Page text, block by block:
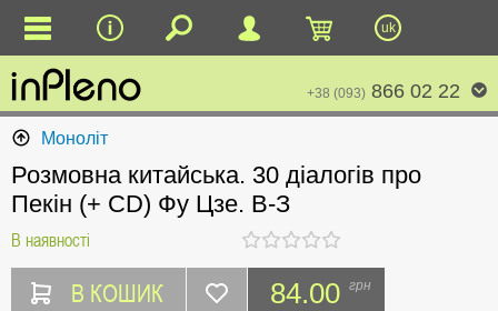
uk
+38 (093) 866 02 22
Моноліт
Розмовна китайська. 30 діалогів про
Пекін (+ CD) Фу Цзе. В-З
В наявності
В КОШИК 84.00 грн